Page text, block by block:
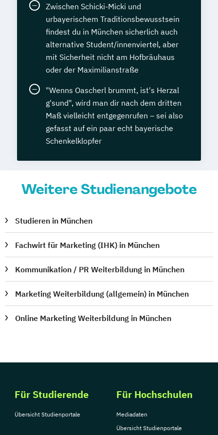
Zwischen Schicki-Micki und
urbayerischem Traditionsbewusstsein
findest du in München sicherlich auch
alternative Student/innenviertel, aber
mit Sicherheit nicht am Hofbräuhaus
oder der Maximilianstraße
"Wenns Oascherl brummt, ist's Herzal
g'sund", wird man dir nach dem dritten
Maß vielleicht entgegenrufen – sei also
gefasst auf ein paar echt bayerische
Schenkelklopfer
Weitere Studienangebote
Studieren in München
Fachwirt für Marketing (IHK) in München
Kommunikation / PR Weiterbildung in München
Marketing Weiterbildung (allgemein) in München
Online Marketing Weiterbildung in München
Für Studierende
Übersicht Studienportale
Für Hochschulen
Mediadaten
Übersicht Studienportale